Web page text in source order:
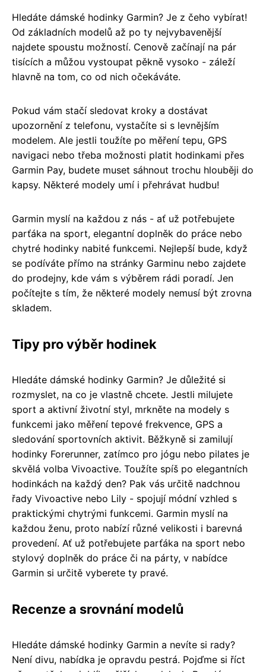
Hledáte dámské hodinky Garmin? Je z čeho vybírat!
Od základních modelů až po ty nejvybavenější
najdete spoustu možností. Cenově začínají na pár
tisících a můžou vystoupat pěkně vysoko - záleží
hlavně na tom, co od nich očekáváte.
Pokud vám stačí sledovat kroky a dostávat
upozornění z telefonu, vystačíte si s levnějším
modelem. Ale jestli toužíte po měření tepu, GPS
navigaci nebo třeba možnosti platit hodinkami přes
Garmin Pay, budete muset sáhnout trochu hlouběji do
kapsy. Některé modely umí i přehrávat hudbu!
Garmin myslí na každou z nás - ať už potřebujete
parťáka na sport, elegantní doplněk do práce nebo
chytré hodinky nabité funkcemi. Nejlepší bude, když
se podíváte přímo na stránky Garminu nebo zajdete
do prodejny, kde vám s výběrem rádi poradí. Jen
počítejte s tím, že některé modely nemusí být zrovna
skladem.
Tipy pro výběr hodinek
Hledáte dámské hodinky Garmin? Je důležité si
rozmyslet, na co je vlastně chcete. Jestli milujete
sport a aktivní životní styl, mrkněte na modely s
funkcemi jako měření tepové frekvence, GPS a
sledování sportovních aktivit. Běžkyně si zamilují
hodinky Forerunner, zatímco pro jógu nebo pilates je
skvělá volba Vivoactive. Toužíte spíš po elegantních
hodinkách na každý den? Pak vás určitě nadchnou
řady Vivoactive nebo Lily - spojují módní vzhled s
praktickými chytrými funkcemi. Garmin myslí na
každou ženu, proto nabízí různé velikosti i barevná
provedení. Ať už potřebujete parťáka na sport nebo
stylový doplněk do práce či na párty, v nabídce
Garmin si určitě vyberete ty pravé.
Recenze a srovnání modelů
Hledáte dámské hodinky Garmin a nevíte si rady?
Není divu, nabídka je opravdu pestrá. Pojďme si říct